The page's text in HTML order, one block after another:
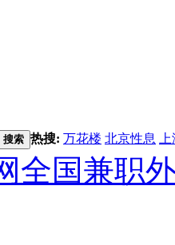
搜索 热搜: 万花楼 北京性息
全国兼职